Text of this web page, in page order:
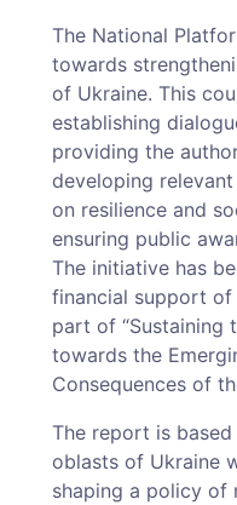
The National
towards
of Ukraine. This
establishing
providing the
developing
on resilience and
ensuring public
The initiative has
financial support of
part of “Sustaining
towards the
Consequences of
The report is based
oblasts of Ukraine
shaping a policy of